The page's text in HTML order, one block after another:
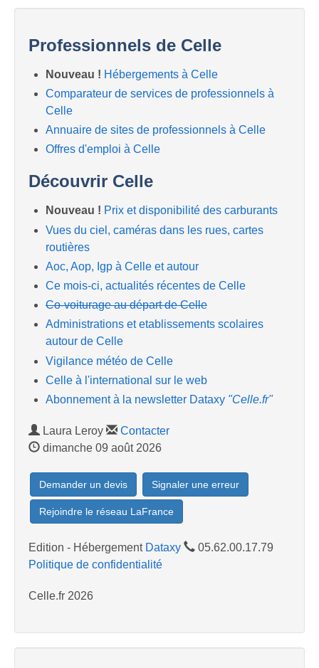
Professionnels de Celle
Nouveau ! Hébergements à Celle
Comparateur de services de professionnels à
Celle
Annuaire de sites de professionnels à Celle
Offres d'emploi à Celle
Découvrir Celle
Nouveau ! Prix et disponibilité des carburants
Vues du ciel, caméras dans les rues, cartes
routières
Aoc, Aop, Igp à Celle et autour
Ce mois-ci, actualités récentes de Celle
Co-voiturage au départ de Celle
Administrations et etablissements scolaires
autour de Celle
Vigilance météo de Celle
Celle à l'international sur le web
Abonnement à la newsletter Dataxy "Celle.fr"
Laura Leroy
Contacter
dimanche 09 août 2026
Demander un devis Signaler une erreur
Rejoindre le réseau LaFrance
Edition - Hébergement Dataxy
05.62.00.17.79
Politique de confidentialité
Celle.fr 2026